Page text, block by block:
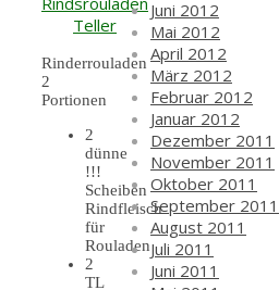
Rinderrouladen
2
Portionen
2
dünne
!!!
Scheiben
Rindfleisch
für
Rouladen
2
TL
Juni 2012
Mai 2012
April 2012
März 2012
Februar 2012
Januar 2012
Dezember 2011
November 2011
Oktober 2011
September 2011
August 2011
Juli 2011
Juni 2011